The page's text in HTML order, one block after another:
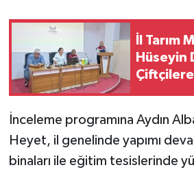
İl Tarım
Hüseyin
İnceleme programına Aydın
Heyet, il genelinde yapımı
binaları ile eğitim tesislerinde